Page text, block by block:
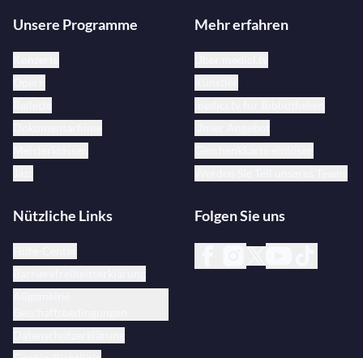
Unsere Programme Mehr erfahren
Nützliche Links Folgen Sie uns